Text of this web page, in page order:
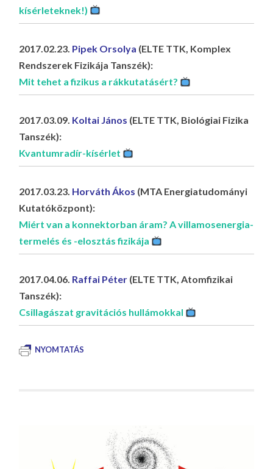
kísérleteknek!)
2017.02.23. Pipek Orsolya (ELTE TTK, Komplex
Rendszerek Fizikája Tanszék):
Mit tehet a fizikus a rákkutatásért?
2017.03.09. Koltai János (ELTE TTK, Biológiai Fizika
Tanszék):
Kvantumradír-kísérlet
2017.03.23. Horváth Ákos (MTA Energiatudományi
Kutatóközpont):
Miért van a konnektorban áram? A villamosenergia-
termelés és -elosztás fizikája
2017.04.06. Raffai Péter (ELTE TTK, Atomfizikai
Tanszék):
Csillagászat gravitációs hullámokkal
NYOMTATÁS